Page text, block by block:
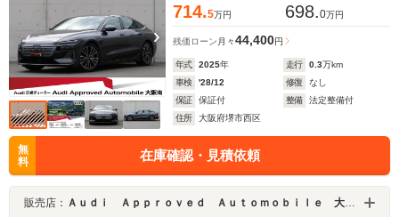
714.5万円 698.0万円
残価ローン 月々44,400円
年式 2025年 走行 0.3万km
車検
'28/12 修復
なし
保証
保証付 整備
法定整備付
住所
大阪府堺市西区
無
料
在庫確認・見積依頼
販売店： Ａｕｄｉ Ａｐｐｒｏｖｅｄ Ａｕｔｏｍｏｂｉｌｅ 大阪南